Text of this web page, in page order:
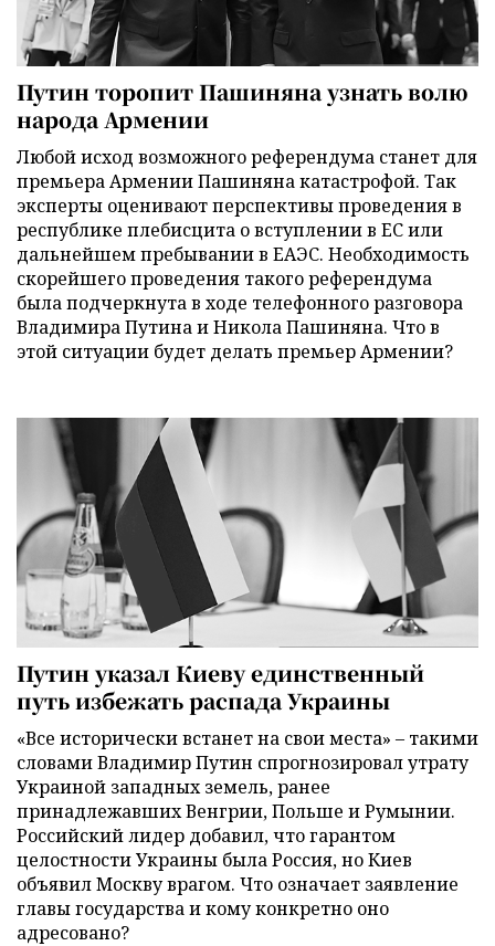
Путин торопит Пашиняна узнать волю
народа Армении
Любой исход возможного референдума станет для
премьера Армении Пашиняна катастрофой. Так
эксперты оценивают перспективы проведения в
республике плебисцита о вступлении в ЕС или
дальнейшем пребывании в ЕАЭС. Необходимость
скорейшего проведения такого референдума
была подчеркнута в ходе телефонного разговора
Владимира Путина и Никола Пашиняна. Что в
этой ситуации будет делать премьер Армении?
Путин указал Киеву единственный
путь избежать распада Украины
«Все исторически встанет на свои места» – такими
словами Владимир Путин спрогнозировал утрату
Украиной западных земель, ранее
принадлежавших Венгрии, Польше и Румынии.
Российский лидер добавил, что гарантом
целостности Украины была Россия, но Киев
объявил Москву врагом. Что означает заявление
главы государства и кому конкретно оно
адресовано?